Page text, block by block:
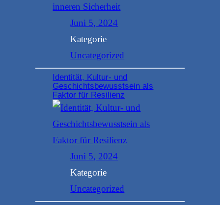
Juni 5, 2024
Kategorie
Uncategorized
Identität, Kultur- und
Geschichtsbewusstsein als
Faktor für Resilienz
Juni 5, 2024
Kategorie
Uncategorized